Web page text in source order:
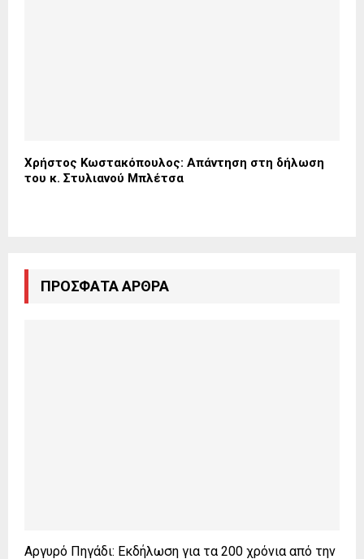
Χρήστος Κωστακόπουλος: Απάντηση στη δήλωση
του κ. Στυλιανού Μπλέτσα
ΠΡΌΣΦΑΤΑ ΆΡΘΡΑ
Αργυρό Πηγάδι: Εκδήλωση για τα 200 χρόνια από την